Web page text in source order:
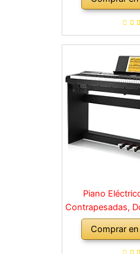
Soporte y 3
Principiante,
Piano
Contrapesadas,
Piano Digital
Soporte y 3
Principiante,
Comprar